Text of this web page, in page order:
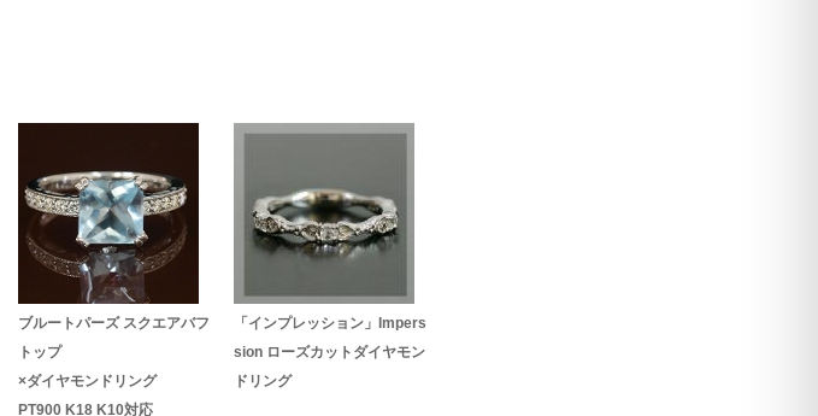
ブルートパーズ スクエアバフ
トップ
×ダイヤモンドリング
PT900 K18 K10対応
「インプレッション」Impers
sion ローズカットダイヤモン
ドリング